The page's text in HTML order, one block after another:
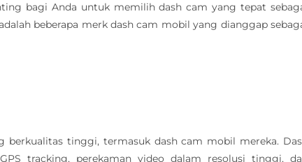
bagi Anda untuk memilih dash cam yang tepat
beberapa merk dash cam mobil yang dianggap
berkualitas tinggi, termasuk dash cam mobil mereka.
tracking, perekaman video dalam resolusi tinggi,